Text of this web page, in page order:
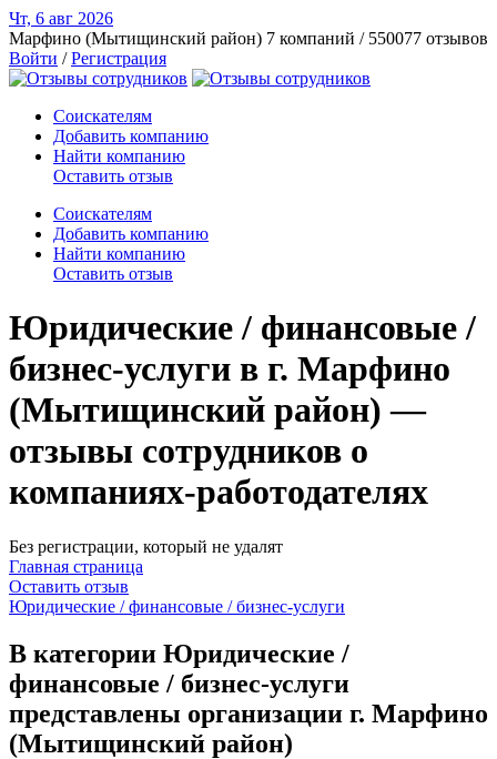
Чт, 6 авг 2026
Марфино (Мытищинский район) 7 компаний / 550077 отзывов
Войти /Регистрация
Соискателям
Добавить компанию
Найти компанию
Оставить отзыв
Соискателям
Добавить компанию
Найти компанию
Оставить отзыв
Юридические / финансовые /
бизнес-услуги в г. Марфино
(Мытищинский район) —
отзывы сотрудников о
компаниях-работодателях
Без регистрации, который не удалят
Главная страница
Оставить отзыв
Юридические / финансовые / бизнес-услуги
В категории Юридические /
финансовые / бизнес-услуги
представлены организации г. Марфино
(Мытищинский район)